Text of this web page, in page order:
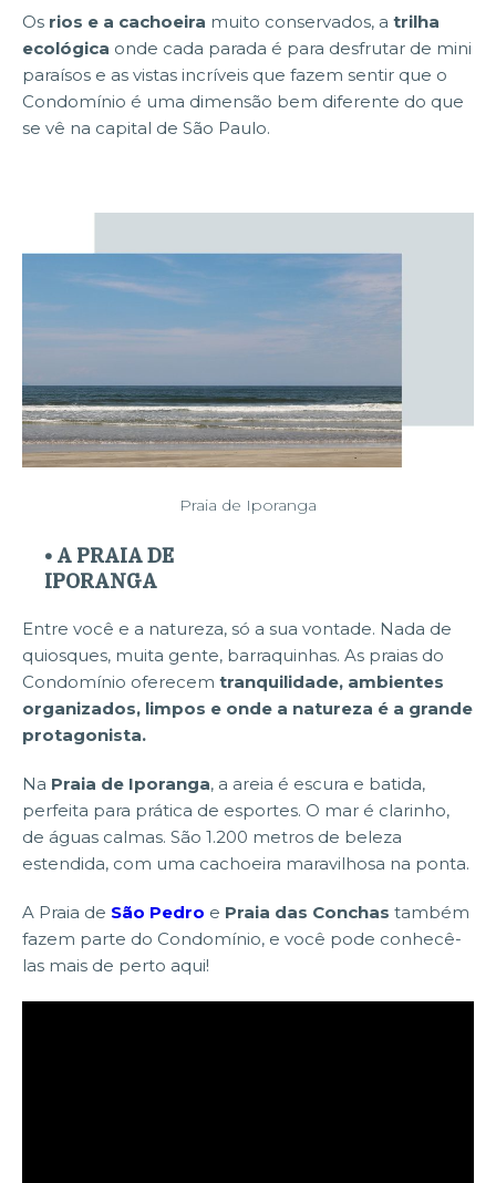
Os rios e a cachoeira muito conservados, a trilha
ecológica onde cada parada é para desfrutar de mini
paraísos e as vistas incríveis que fazem sentir que o
Condomínio é uma dimensão bem diferente do que
se vê na capital de São Paulo.
Praia de Iporanga
• A PRAIA DE
IPORANGA
Entre você e a natureza, só a sua vontade. Nada de
quiosques, muita gente, barraquinhas. As praias do
Condomínio oferecem tranquilidade, ambientes
organizados, limpos e onde a natureza é a grande
protagonista.
Na Praia de Iporanga, a areia é escura e batida,
perfeita para prática de esportes. O mar é clarinho,
de águas calmas. São 1.200 metros de beleza
estendida, com uma cachoeira maravilhosa na ponta.
A Praia de São Pedro e Praia das Conchas também
fazem parte do Condomínio, e você pode conhecê-
las mais de perto aqui!